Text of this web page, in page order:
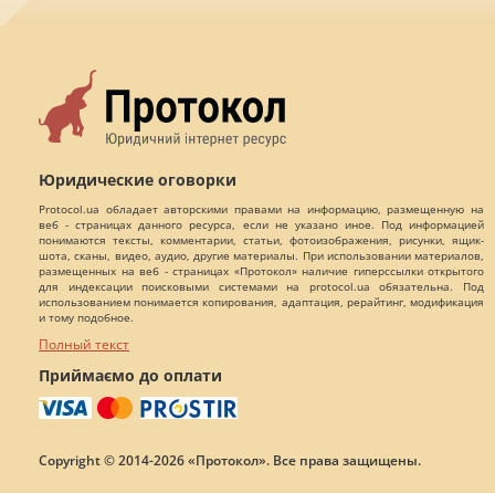
Юридические оговорки
Protocol.ua обладает авторскими правами на информацию, размещенную на
веб - страницах данного ресурса, если не указано иное. Под информацией
понимаются тексты, комментарии, статьи, фотоизображения, рисунки, ящик-
шота, сканы, видео, аудио, другие материалы. При использовании материалов,
размещенных на веб - страницах «Протокол» наличие гиперссылки открытого
для индексации поисковыми системами на protocol.ua обязательна. Под
использованием понимается копирования, адаптация, рерайтинг, модификация
и тому подобное.
Полный текст
Приймаємо до оплати
Copyright © 2014-2026 «Протокол». Все права защищены.